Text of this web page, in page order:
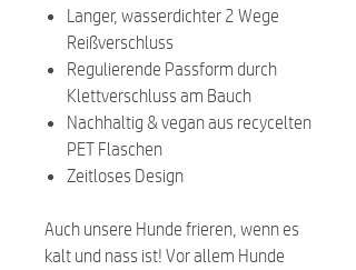
Langer, wasserdichter 2 Wege
Reißverschluss
Regulierende Passform durch
Klettverschluss am Bauch
Nachhaltig & vegan aus recycelten
PET Flaschen
Zeitloses Design
Auch unsere Hunde frieren, wenn es
kalt und nass ist! Vor allem Hunde